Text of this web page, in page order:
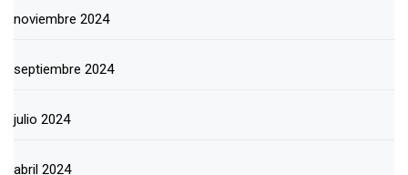
noviembre 2024
septiembre 2024
julio 2024
abril 2024